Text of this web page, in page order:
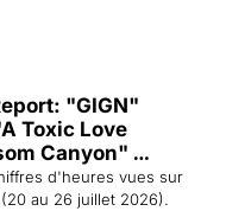
"GIGN"
Toxic Love
Canyon"
d'heures vues sur
au 26 juillet 2026).